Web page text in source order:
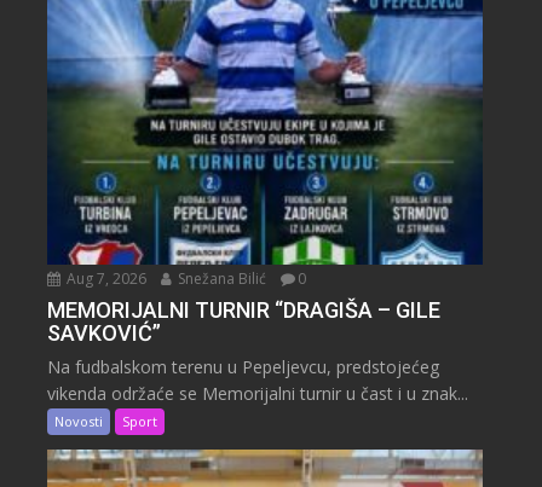
Aug 7, 2026 Snežana Bilić 0
MEMORIJALNI TURNIR “DRAGIŠA – GILE
SAVKOVIĆ”
Na fudbalskom terenu u Pepeljevcu, predstojećeg
vikenda održaće se Memorijalni turnir u čast i u znak...
Novosti Sport